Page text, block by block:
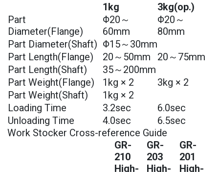
1kg
3kg(op.)
Part
Diameter(Flange)
Φ20～
60mm
Φ20～
80mm
Part Diameter(Shaft) Φ15～30mm
Part Length(Flange)
20～50mm
20～75mm
Part Length(Shaft)
35～200mm
Part Weight(Flange)
1kg × 2
3kg × 2
Part Weight(Shaft)
1kg × 2
Loading Time
3.2sec
6.0sec
Unloading Time
4.0sec
6.5sec
Work Stocker Cross-reference Guide
GR-
210
High-
GR-
203
High-
GR-
201
High-